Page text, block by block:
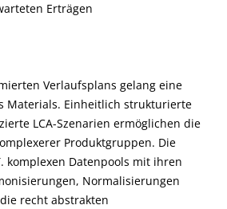
Erträgen
Verlaufsplans gelang eine
Materials. Einheitlich strukturierte
LCA-Szenarien ermöglichen die
Produktgruppen. Die
komplexen Datenpools mit ihren
Normalisierungen
recht abstrakten